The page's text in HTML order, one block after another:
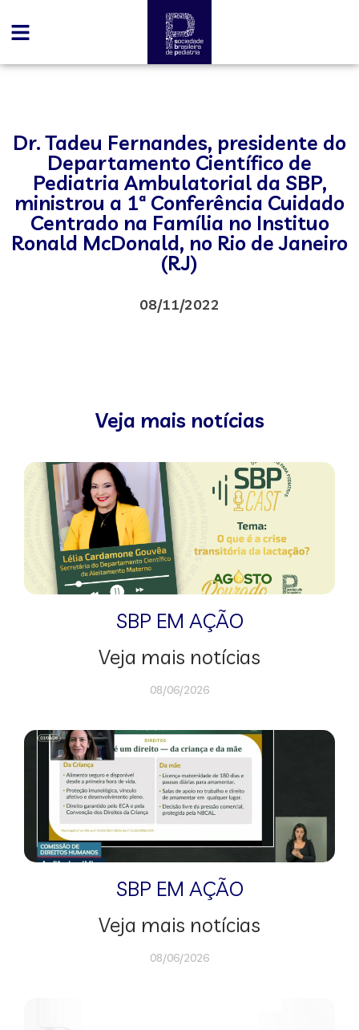
Dr. Tadeu Fernandes, presidente do
Departamento Científico de
Pediatria Ambulatorial da SBP,
ministrou a 1ª Conferência Cuidado
Centrado na Família no Instituo
Ronald McDonald, no Rio de Janeiro
(RJ)
08/11/2022
Veja mais notícias
SBP EM AÇÃO
Veja mais notícias
08/06/2026
SBP EM AÇÃO
Veja mais notícias
08/06/2026